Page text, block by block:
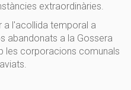
extraordinàries.
a l'acollida temporal a
abandonats a la Gossera
les corporacions comunals